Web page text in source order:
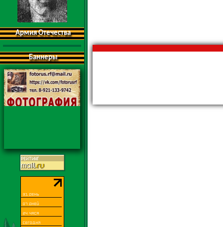
Армия Отечества
Баннеры